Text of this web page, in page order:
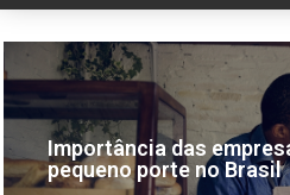
Importância das
pequeno porte no Brasil